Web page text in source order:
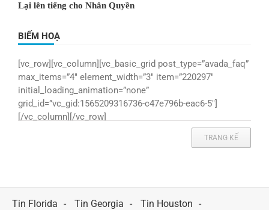
Lại lên tiếng cho Nhân Quyền
BIẾM HOẠ
[vc_row][vc_column][vc_basic_grid post_type=”avada_faq”
max_items=”4″ element_width=”3″ item=”220297″
initial_loading_animation=”none”
grid_id=”vc_gid:1565209316736-c47e796b-eac6-5″]
[/vc_column][/vc_row]
TRANG KẾ
Tin Florida Tin Georgia
Tin Houston